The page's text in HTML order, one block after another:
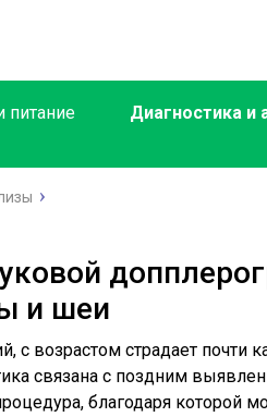
питание Диагностика и
и шеи
с возрастом страдает почти
связана с поздним
благодаря которой